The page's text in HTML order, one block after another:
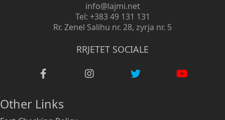
info@lajmi.net
Tel: +383 49 131 131
Rr. Zenel Salihu nr. 28, zyrja nr. 5
RRJETET SOCIALE
Other Links